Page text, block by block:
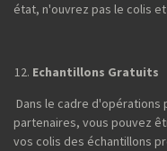
état, n'ouvrez pas le colis
Echantillons Gratuits
Dans le cadre
partenaires, vous pouvez
vos colis des échantillons